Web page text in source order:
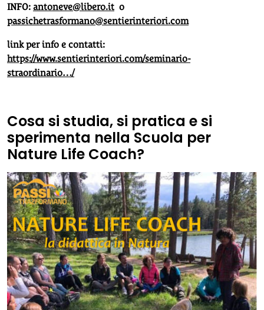
INFO: antoneve@libero.it o
passichetrasformano@sentierinteriori.com
link per info e contatti:
https://www.sentierinteriori.com/seminario-
straordinario…/
Cosa si studia, si pratica e si
sperimenta nella Scuola per
Nature Life Coach?